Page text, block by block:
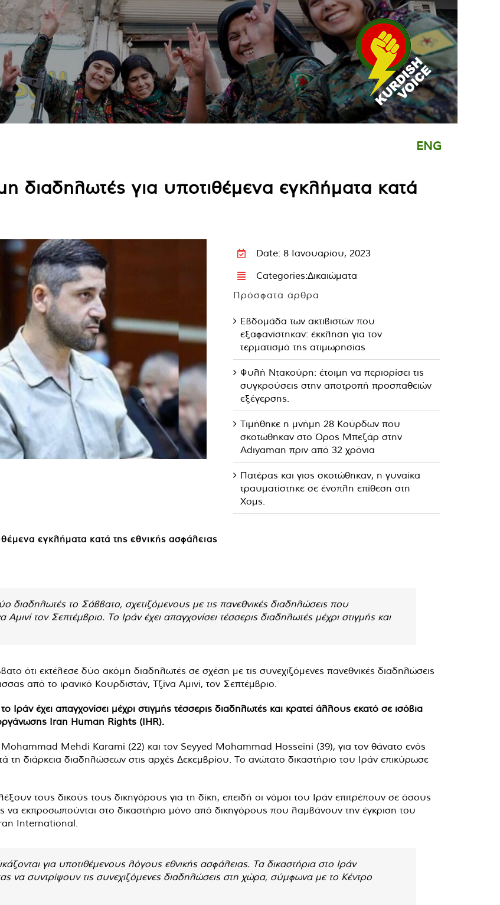
ENG
διαδηλωτές για υποτιθέμενα εγκλήματα κατά
Date: 8 Ιανουαρίου, 2023
Categories:Δικαιώματα
Πρόσφατα άρθρα
Εβδομάδα των ακτιβιστών που
εξαφανίστηκαν: έκκληση για τον
τερματισμό της ατιμωρησίας
Φυλή Ντακούρη: έτοιμη να περιορίσει τις
συγκρούσεις στην αποτροπή προσπαθειών
εξέγερσης.
Τιμήθηκε η μνήμη 28 Κούρδων που
σκοτώθηκαν στο Όρος Μπεζάρ στην
Adıyaman πριν από 32 χρόνια
Πατέρας και γιος σκοτώθηκαν, η γυναίκα
τραυματίστηκε σε ένοπλη επίθεση στη
Χομς.
εγκλήματα κατά της εθνικής ασφάλειας
διαδηλωτές το Σάββατο, σχετιζόμενους με τις πανεθνικές διαδηλώσεις που
τον Σεπτέμβριο. Το Ιράν έχει απαγχονίσει τέσσερις διαδηλωτές μέχρι στιγμής και
ότι εκτέλεσε δύο ακόμη διαδηλωτές σε σχέση με τις συνεχιζόμενες πανεθνικές διαδηλώσεις
από το ιρανικό Κουρδιστάν, Τζίνα Αμινί, τον Σεπτέμβριο.
έχει απαγχονίσει μέχρι στιγμής τέσσερις διαδηλωτές και κρατεί άλλους εκατό σε ισόβια
Iran Human Rights (IHR).
Mohammad Mehdi Karami (22) και τον Seyyed Mohammad Hosseini (39), για τον θάνατο ενός
τη διάρκεια διαδηλώσεων στις αρχές Δεκεμβρίου. Το ανώτατο δικαστήριο του Ιράν επικύρωσε
τους δικούς τους δικηγόρους για τη δίκη, επειδή οι νόμοι του Ιράν επιτρέπουν σε όσους
να εκπροσωπούνται στο δικαστήριο μόνο από δικηγόρους που λαμβάνουν την έγκριση του
International.
για υποτιθέμενους λόγους εθνικής ασφάλειας. Τα δικαστήρια στο Ιράν
να συντρίψουν τις συνεχιζόμενες διαδηλώσεις στη χώρα, σύμφωνα με το Κέντρο